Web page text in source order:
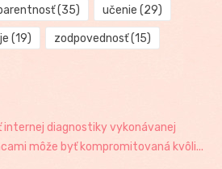
(35) učenie (29)
(19) zodpovednosť(15)
internej diagnostiky vykonávanej
môže byť kompromitovaná kvôli...